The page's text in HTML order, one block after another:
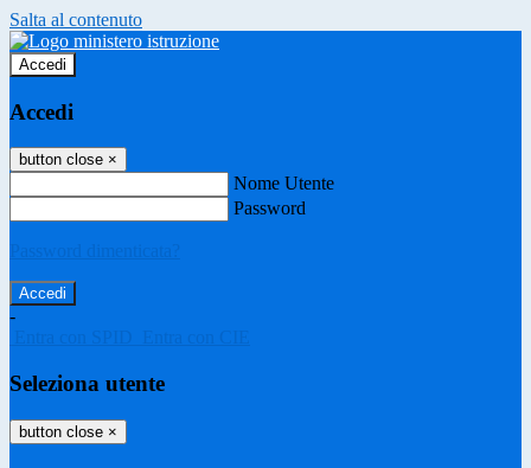
Salta al contenuto
Accedi
Accedi
button close ×
Nome Utente
Password
Password dimenticata?
-
Entra con SPID
Entra con CIE
Seleziona utente
button close ×